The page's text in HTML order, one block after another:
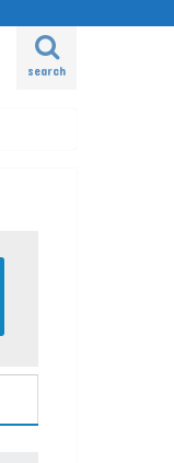
search